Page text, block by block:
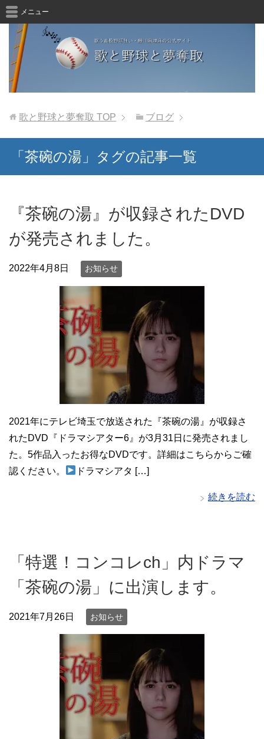
メニュー
歌と野球と夢奪取 TOP ブログ
「茶碗の湯」タグの記事一覧
『茶碗の湯』が収録されたDVD
が発売されました。
2022年4月8日 お知らせ
2021年にテレビ埼玉で放送された『茶碗の湯』が収録さ
れたDVD『ドラマシアター6』が3月31日に発売されまし
た。5作品入ったお得なDVDです。詳細はこちらからご確
認ください。
ドラマシアタ […]
続きを読む
「特選！コンコレch」内ドラマ
「茶碗の湯」に出演します。
2021年7月26日 お知らせ